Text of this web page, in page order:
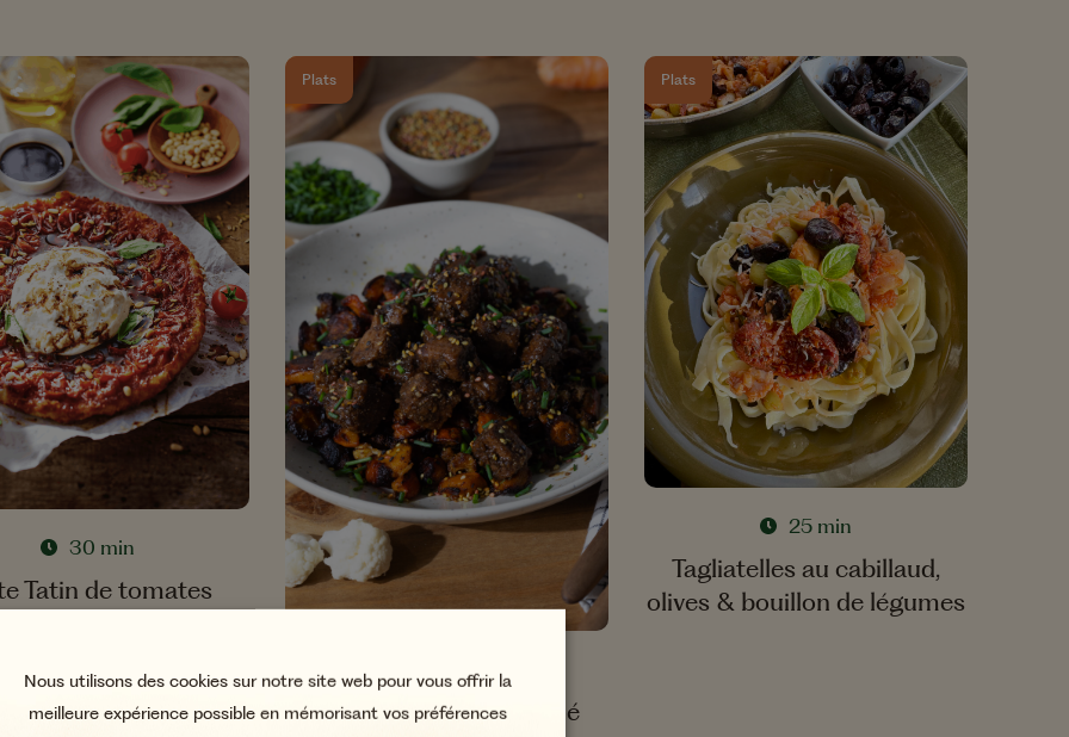
30 min
Tatin de tomates
Plats
55 min
Bouchées de Tofu Fumé
Plats
25 min
Tagliatelles au cabillaud,
olives & bouillon de légumes
Nous utilisons des cookies sur notre site web pour vous offrir la
meilleure expérience possible en mémorisant vos préférences